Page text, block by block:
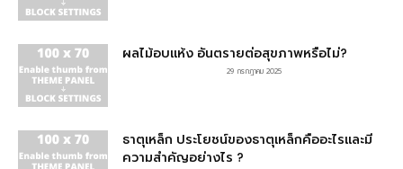
ผลไม้อบแห้ง อันตรายต่อสุขภาพหรือไม่?
29 กรกฎาคม 2025
ธาตุเหล็ก ประโยชน์ของธาตุเหล็กคืออะไรและมี
ความสำคัญอย่างไร ?